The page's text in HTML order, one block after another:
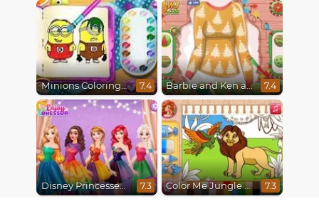
Minions Coloring Book 7.4 Barbie and Ken a Perfect Christmas 7.4
Disney Princesses Rainbow Dresses 7.3 Color Me Jungle Animals 7.3